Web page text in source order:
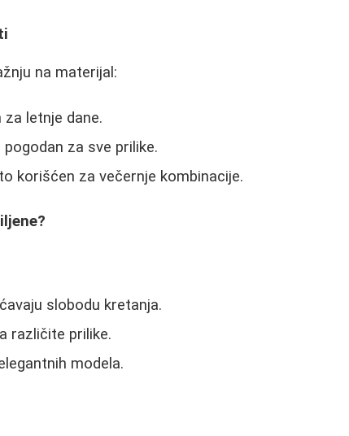
na materijal:
za letnje dane.
za sve prilike.
korišćen za večernje kombinacije.
slobodu kretanja.
različite prilike.
modela.